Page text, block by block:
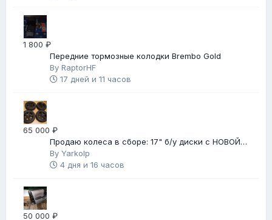
1 800 ₽
Передние тормозные колодки Brembo Gold
By RaptorHF
17 дней и 11 часов
65 000 ₽
Продаю колеса в сборе: 17" б/у диски с НОВОЙ
зимней резиной
By Yarkolp
4 дня и 16 часов
50 000 ₽